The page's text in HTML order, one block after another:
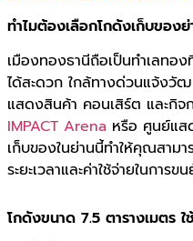
ทำไมต้องเลือกโกดังเก็บของ
เมืองทองธานีถือเป็นทำเลทอ
ได้สะดวก ใกล้ทางด่วนแจ้งวั
แสดงสินค้า คอนเสิร์ต และกิ
IMPACT Arena หรือ ศูนย์แส
เก็บของในย่านนี้ทำให้คุณสาม
ระยะเวลาและค่าใช้จ่ายในการข
โกดังขนาด 7.5 ตารางเมตร